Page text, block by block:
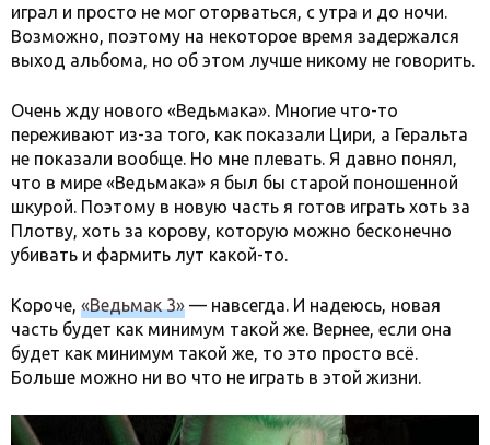
играл и просто не мог оторваться, с утра и до ночи.
Возможно, поэтому на некоторое время задержался
выход альбома, но об этом лучше никому не говорить.
Очень жду нового «Ведьмака». Многие что-то
переживают из-за того, как показали Цири, а Геральта
не показали вообще. Но мне плевать. Я давно понял,
что в мире «Ведьмака» я был бы старой поношенной
шкурой. Поэтому в новую часть я готов играть хоть за
Плотву, хоть за корову, которую можно бесконечно
убивать и фармить лут какой-то.
Короче, «Ведьмак 3» — навсегда. И надеюсь, новая
часть будет как минимум такой же. Вернее, если она
будет как минимум такой же, то это просто всё.
Больше можно ни во что не играть в этой жизни.